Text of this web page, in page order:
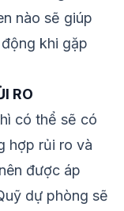
nào sẽ giúp
khi gặp
RO
có thể sẽ có
hợp rủi ro và
được áp
dự phòng sẽ